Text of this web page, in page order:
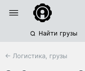
Найти грузы
← Логистика, грузы